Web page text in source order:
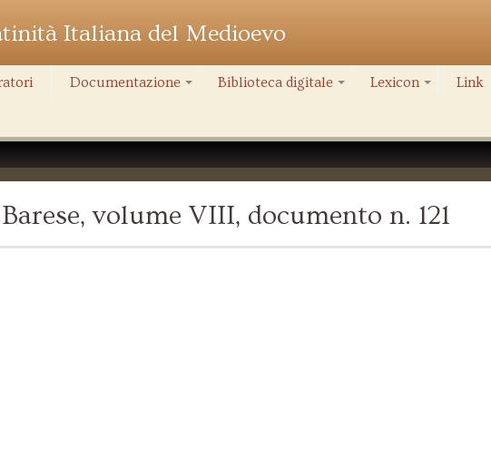
Italiana del Medioevo
Documentazione Biblioteca digitale Lexicon Link
volume VIII, documento n. 121